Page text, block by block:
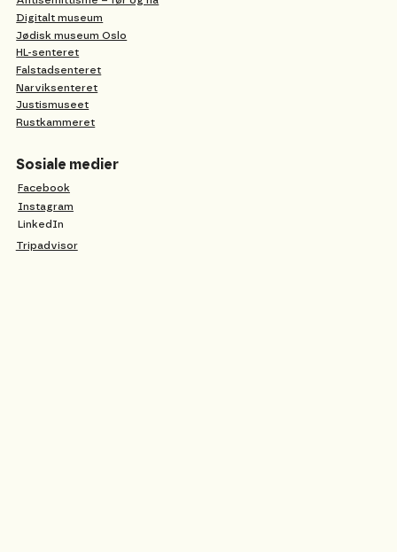
Sosiale medier
Facebook
Instagram
LinkedIn
Tripadvisor
Digitalt museum
Jødisk museum Oslo
HL-senteret
Falstadsenteret
Narviksenteret
Justismuseet
Rustkammeret